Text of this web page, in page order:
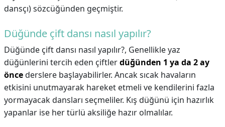
dansçı) sözcüğünden geçmiştir.
Düğünde çift dansı nasıl yapılır?
Düğünde çift dansı nasıl yapılır?, Genellikle yaz
düğünlerini tercih eden çiftlerdüğünden 1 ya da 2 ay
öncederslere başlayabilirler. Ancak sıcak havaların
etkisini unutmayarak hareket etmeli ve kendilerini fazla
yormayacak dansları seçmeliler. Kış düğünü için hazırlık
yapanlar ise her türlü aksiliğe hazır olmalılar.